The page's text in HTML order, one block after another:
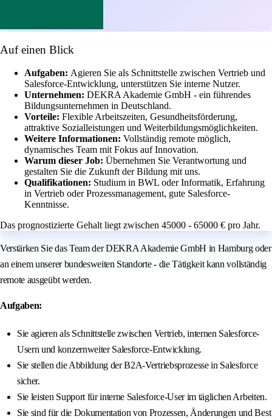
Auf einen Blick
Aufgaben: Agieren Sie als Schnittstelle zwischen Vertrieb und
Salesforce-Entwicklung, unterstützen Sie interne Nutzer.
Unternehmen: DEKRA Akademie GmbH - ein führendes
Bildungsunternehmen in Deutschland.
Vorteile: Flexible Arbeitszeiten, Gesundheitsförderung,
attraktive Sozialleistungen und Weiterbildungsmöglichkeiten.
Weitere Informationen: Vollständig remote möglich,
dynamisches Team mit Fokus auf Innovation.
Warum dieser Job: Übernehmen Sie Verantwortung und
gestalten Sie die Zukunft der Bildung mit uns.
Qualifikationen: Studium in BWL oder Informatik, Erfahrung
in Vertrieb oder Prozessmanagement, gute Salesforce-
Kenntnisse.
Das prognostizierte Gehalt liegt zwischen 45000 - 65000 € pro Jahr.
Verstärken Sie das Team der DEKRA Akademie GmbH in Hamburg oder
an einem unserer bundesweiten Standorte - die Tätigkeit kann vollständig
remote ausgeübt werden.
Aufgaben:
Sie agieren als Schnittstelle zwischen Vertrieb, internen Salesforce-
Usern und konzernweiter Salesforce-Entwicklung.
Sie stellen die Abbildung der B2A-Vertriebsprozesse in Salesforce
sicher.
Sie leisten Support für interne Salesforce-User im täglichen Arbeiten.
Sie sind für die Dokumentation von Prozessen, Änderungen und Best